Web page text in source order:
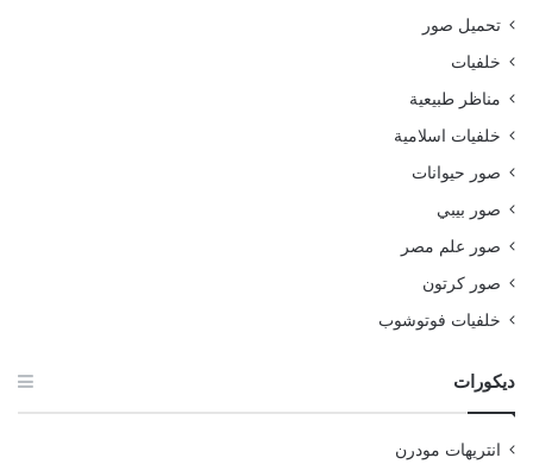
تحميل صور
خلفيات
مناظر طبيعية
خلفيات اسلامية
صور حيوانات
صور بيبي
صور علم مصر
صور كرتون
خلفيات فوتوشوب
ديكورات
انتريهات مودرن